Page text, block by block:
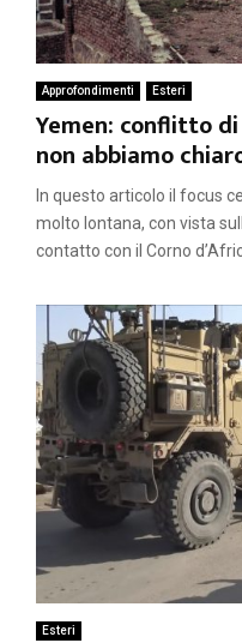
Approfondimenti Esteri
Yemen: conflitto
non abbiamo
In questo articolo il focus
molto lontana, con vista
contatto con il Corno
Esteri